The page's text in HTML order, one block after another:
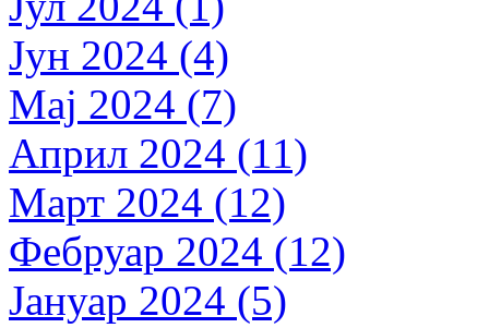
Јун 2024 (4)
Мај 2024 (7)
Април 2024 (11)
Март 2024 (12)
Фебруар 2024 (12)
Јануар 2024 (5)